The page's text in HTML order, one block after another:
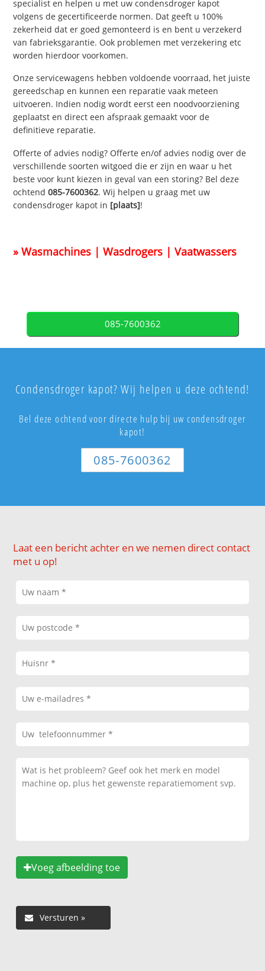
specialist en helpen u met uw condensdroger kapot
volgens de gecertificeerde normen. Dat geeft u 100%
zekerheid dat er goed gemonteerd is en bent u verzekerd
van fabrieksgarantie. Ook problemen met verzekering etc
worden hierdoor voorkomen.
Onze servicewagens hebben voldoende voorraad, het juiste
gereedschap en kunnen een reparatie vaak meteen
uitvoeren. Indien nodig wordt eerst een noodvoorziening
geplaatst en direct een afspraak gemaakt voor de
definitieve reparatie.
Offerte of advies nodig? Offerte en/of advies nodig over de
verschillende soorten witgoed die er zijn en waar u het
beste voor kunt kiezen in geval van een storing? Bel deze
ochtend085-7600362. Wij helpen u graag met uw
condensdroger kapot in [plaats]!
» Wasmachines | Wasdrogers | Vaatwassers
085-7600362
Condensdroger kapot? Wij helpen u deze ochtend!
Bel deze ochtend voor directe hulp bij uw condensdroger
kapot!
085-7600362
Laat een bericht achter en we nemen direct contact
met u op!
Voeg afbeelding toe